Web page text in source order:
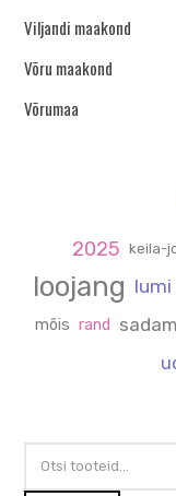
Viljandi maakond
Võru maakond
Võrumaa
2025 keila-
loojang lumi
mõis rand sadam